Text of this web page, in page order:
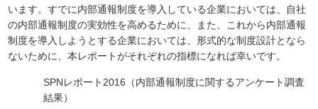
います。すでに内部通報制度を導入している企業においては、自社
の内部通報制度の実効性を高めるために、また、これから内部通報
制度を導入しようとする企業においては、形式的な制度設計となら
ないために、本レポートがそれぞれの指標になれば幸いです。
SPNレポート2016（内部通報制度に関するアンケート調査
結果）